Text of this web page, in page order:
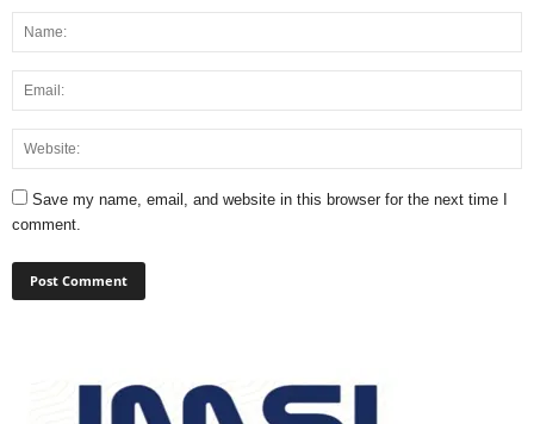
Save my name, email, and website in this browser for the next time I
comment.